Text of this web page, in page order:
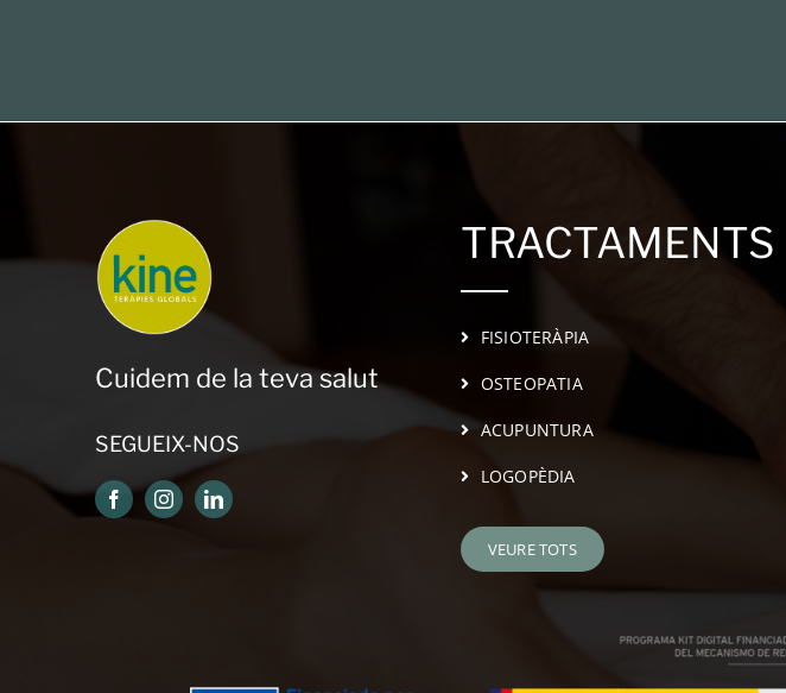
Cuidem de la teva salut
SEGUEIX-NOS
TRACTAMENTS
FISIOTERÀPIA
OSTEOPATIA
ACUPUNTURA
LOGOPÈDIA
VEURE TOTS